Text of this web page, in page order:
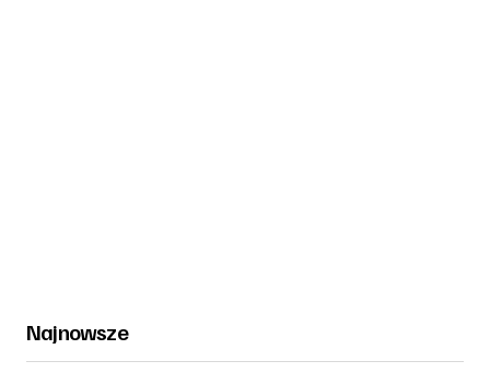
Najnowsze